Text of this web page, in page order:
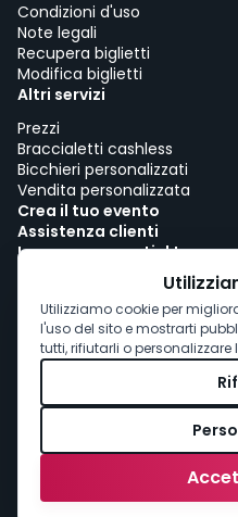
Condizioni d'uso
Note legali
Recupera biglietti
Modifica biglietti
Altri servizi
Prezzi
Braccialetti cashless
Bicchieri personalizzati
Vendita personalizzata
Crea il tuo evento
Assistenza clienti
Lavora con woutick!
Consenso ai cookie
Utilizziamo cookie per
l'uso del sito e mostrarti
tutti, rifiutarli o personalizzare